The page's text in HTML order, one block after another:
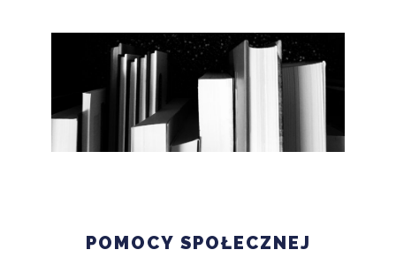
POMOCY SPOŁECZNEJ